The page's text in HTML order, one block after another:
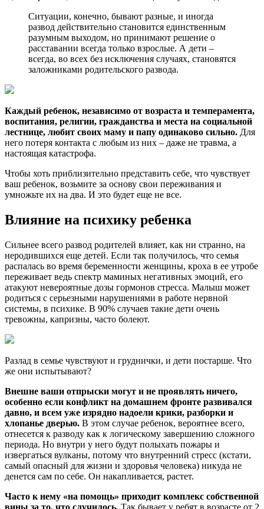
Ситуации, конечно, бывают разные, и иногда
развод действительно становится единственным
разумным выходом, но принимают решение о
расставании всегда только взрослые. А дети –
всегда, во всех без исключения случаях, становятся
заложниками родительского развода.
Каждый ребенок, независимо от возраста и темперамента,
воспитания, религии, гражданства и места на социальной
лестнице, любит своих маму и папу одинаково сильно. Для
него потеря контакта с любым из них – даже не травма, а
настоящая катастрофа.
Чтобы хоть приблизительно представить себе, что чувствует
ваш ребенок, возьмите за основу свои переживания и
умножьте их на два. И это будет еще не все.
Влияние на психику ребенка
Сильнее всего развод родителей влияет, как ни странно, на
неродившихся еще детей. Если так получилось, что семья
распалась во время беременности женщины, кроха в ее утробе
переживает ведь спектр маминых негативных эмоций, его
атакуют невероятные дозы гормонов стресса. Малыш может
родиться с серьезными нарушениями в работе нервной
системы, в психике. В 90% случаев такие дети очень
тревожны, капризны, часто болеют.
Разлад в семье чувствуют и груднички, и дети постарше. Что
же они испытывают?
Внешне ваши отпрыски могут и не проявлять ничего,
особенно если конфликт на домашнем фронте развивался
давно, и всем уже изрядно надоели крики, разборки и
хлопанье дверью. В этом случае ребенок, вероятнее всего,
отнесется к разводу как к логическому завершению сложного
периода. Но внутри у него будут полыхать пожары и
извергаться вулканы, потому что внутренний стресс (кстати,
самый опасный для жизни и здоровья человека) никуда не
денется сам по себе. Он накапливается, растет.
Часто к нему «на помощь» приходит комплекс собственной